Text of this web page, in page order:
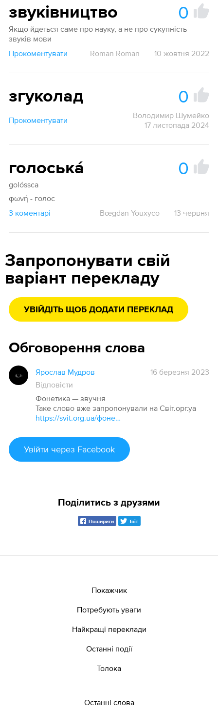
звуківництво 0
Якщо йдеться саме про науку, а не про сукупність
звуків мови
Прокоментувати
Roman Roman 10 жовтня 2022
згуколад 0
Прокоментувати
Володимир Шумейко
17 листопада 2024
голоська́ 0
golóssca
φωνή - голос
3 коментарі
Bœgdan Youxyco 13 червня
Запропонувати свій
варіант перекладу
УВІЙДІТЬ ЩОБ ДОДАТИ ПЕРЕКЛАД
Обговорення слова
Ярослав Мудров
16 березня 2023
Відповісти
Фонетика — звучня
Таке слово вже запропонували на Світ.орг.уа
https://svit.org.ua/фонетика
Увійти через Facebook
Поділитись з друзями
Поширити Твіт
Покажчик
Потребують уваги
Найкращі переклади
Останні події
Толока
Останні слова